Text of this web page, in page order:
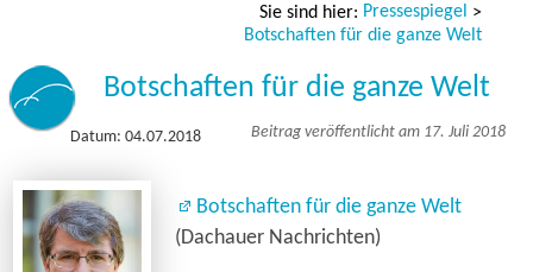
Sie sind hier: Pressespiegel >
Botschaften für die ganze Welt
Botschaften für die ganze Welt
Datum: 04.07.2018 Beitrag veröffentlicht am 17. Juli 2018
Botschaften für die ganze Welt
(Dachauer Nachrichten)